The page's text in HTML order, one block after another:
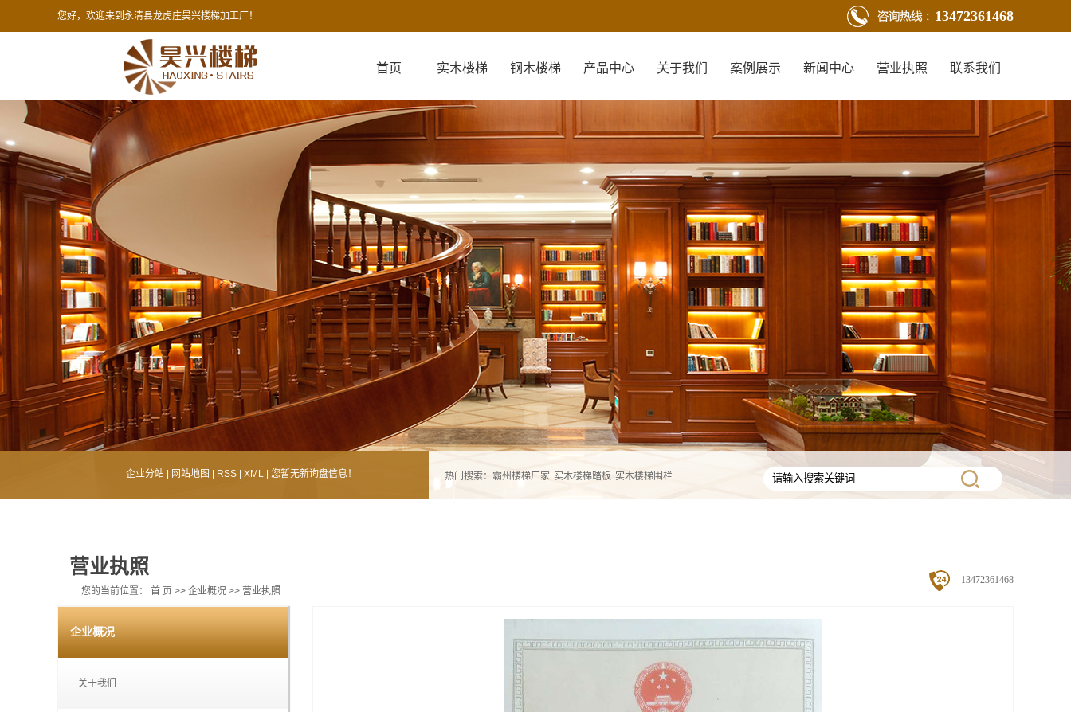
您好，欢迎来到永清县龙虎庄昊兴楼梯加工厂！ 13472361468
首页 实木楼梯 钢木楼梯 产品中心 关于我们 案例展示 新闻中心
技术知识
营业执照 联系我们
企业分站| 网站地图 RSS| XML| 您暂无新询盘信息！ 热门搜索： 霸州楼梯厂家 实木楼梯踏板 实木楼梯围栏
营业执照
您的当前位置： 首 页 >> 企业概况 >> 营业执照
企业概况
关于我们
13472361468